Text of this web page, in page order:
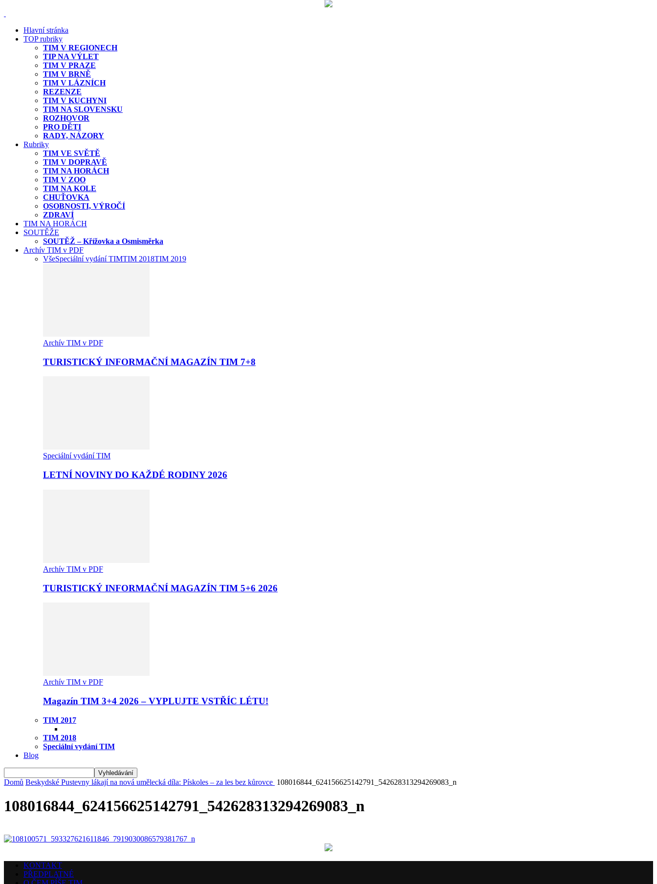
Hlavní stránka
TOP rubriky
TIM V REGIONECH
TIP NA VÝLET
TIM V PRAZE
TIM V BRNĚ
TIM V LÁZNÍCH
REZENZE
TIM V KUCHYNI
TIM NA SLOVENSKU
ROZHOVOR
PRO DĚTI
RADY, NÁZORY
Rubriky
TIM VE SVĚTĚ
TIM V DOPRAVĚ
TIM NA HORÁCH
TIM V ZOO
TIM NA KOLE
CHUŤOVKA
OSOBNOSTI, VÝROČÍ
ZDRAVÍ
TIM NA HORÁCH
SOUTĚŽE
SOUTĚŽ – Křížovka a Osmisměrka
Archív TIM v PDF
VšeSpeciální vydání TIMTIM 2018TIM 2019
Archív TIM v PDF
TURISTICKÝ INFORMAČNÍ MAGAZÍN TIM 7+8
Speciální vydání TIM
LETNÍ NOVINY DO KAŽDÉ RODINY 2026
Archív TIM v PDF
TURISTICKÝ INFORMAČNÍ MAGAZÍN TIM 5+6 2026
Archív TIM v PDF
Magazín TIM 3+4 2026 – VYPLUJTE VSTŘÍC LÉTU!
TIM 2017
TIM 2018
Speciální vydání TIM
Blog
Domů Beskydské Pustevny lákají na nová umělecká díla: Pískoles – za les bez kůrovce 108016844_624156625142791_542628313294269083_n
108016844_624156625142791_542628313294269083_n
KONTAKT
PŘEDPLATNÉ